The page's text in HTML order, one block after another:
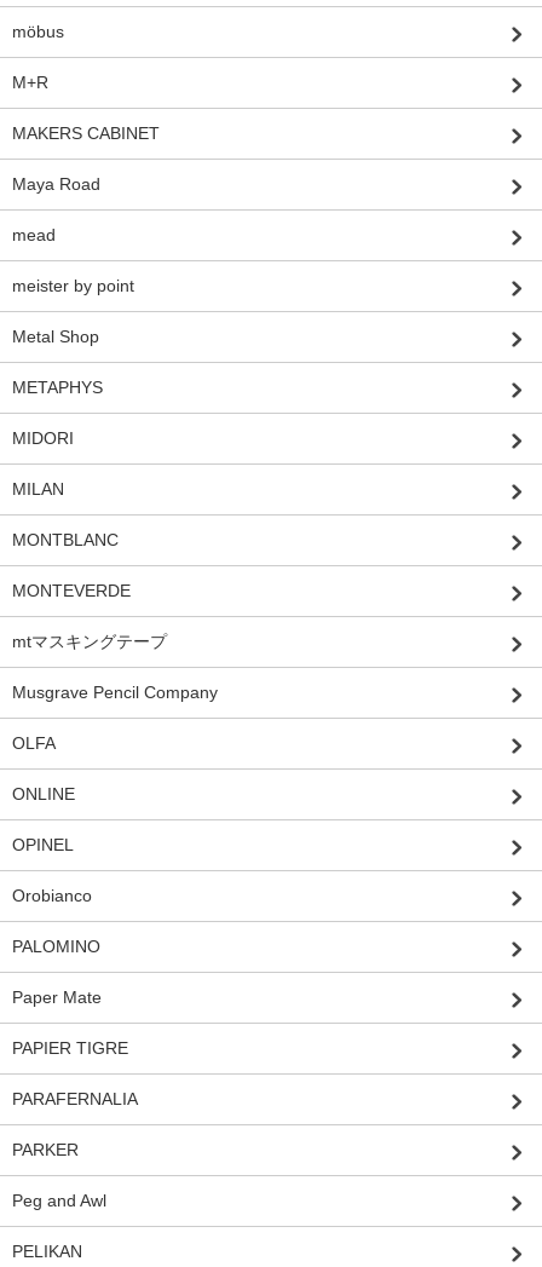
möbus
M+R
MAKERS CABINET
Maya Road
mead
meister by point
Metal Shop
METAPHYS
MIDORI
MILAN
MONTBLANC
MONTEVERDE
mtマスキングテープ
Musgrave Pencil Company
OLFA
ONLINE
OPINEL
Orobianco
PALOMINO
Paper Mate
PAPIER TIGRE
PARAFERNALIA
PARKER
Peg and Awl
PELIKAN